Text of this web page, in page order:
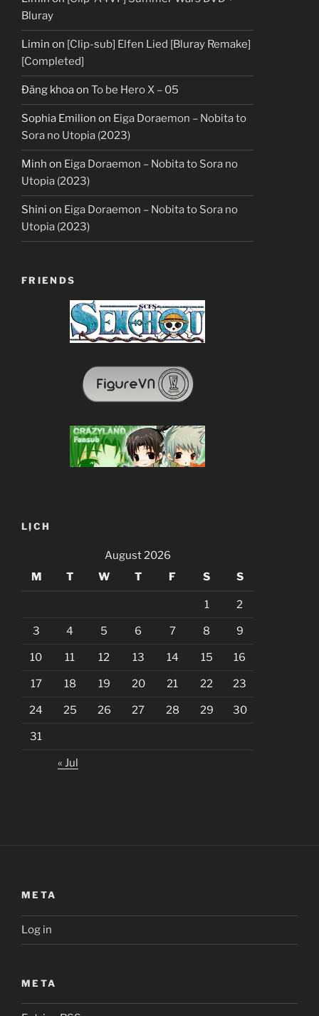
Bluray
Limin on [Clip-sub] Elfen Lied [Bluray Remake]
[Completed]
Đăng khoaon To be Hero X – 05
Sophia Emilion on Eiga Doraemon – Nobita to
Sora no Utopia (2023)
Minh on Eiga Doraemon – Nobita to Sora no
Utopia (2023)
Shini on Eiga Doraemon – Nobita to Sora no
Utopia (2023)
FRIENDS
LỊCH
August 2026
M
T W T F S S
1 2
3 4 5 6 7 8 9
10 11 12 13 14 15 16
17 18 19 20 21 22 23
24 25 26 27 28 29 30
31
« Jul
META
Log in
META